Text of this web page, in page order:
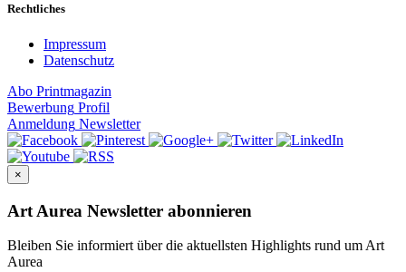
Rechtliches
Impressum
Datenschutz
Abo Printmagazin
Bewerbung Profil
Anmeldung Newsletter
×
Art Aurea Newsletter abonnieren
Bleiben Sie informiert über die aktuellsten Highlights rund um Art
Aurea